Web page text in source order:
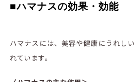
■ハマナスの効果・効能
ハマナスには、美容や健康にうれし
れています。